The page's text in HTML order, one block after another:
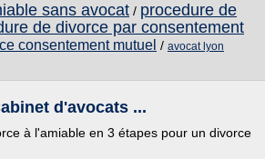
sans avocat / procedure de
de divorce par consentement
consentement mutuel / avocat lyon
d'avocats ...
à l'amiable en 3 étapes pour un divorce